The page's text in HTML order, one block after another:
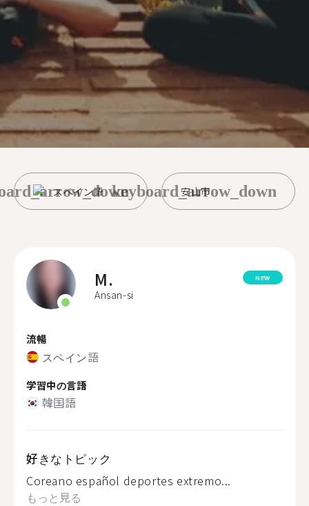
スペイン語 安山市
keyboard_arrow_down
M.
Ansan-si
NEW
流暢
スペイン語
学習中の言語
韓国語
好きなトピック
Coreano español deportes extremo...
もっと見る